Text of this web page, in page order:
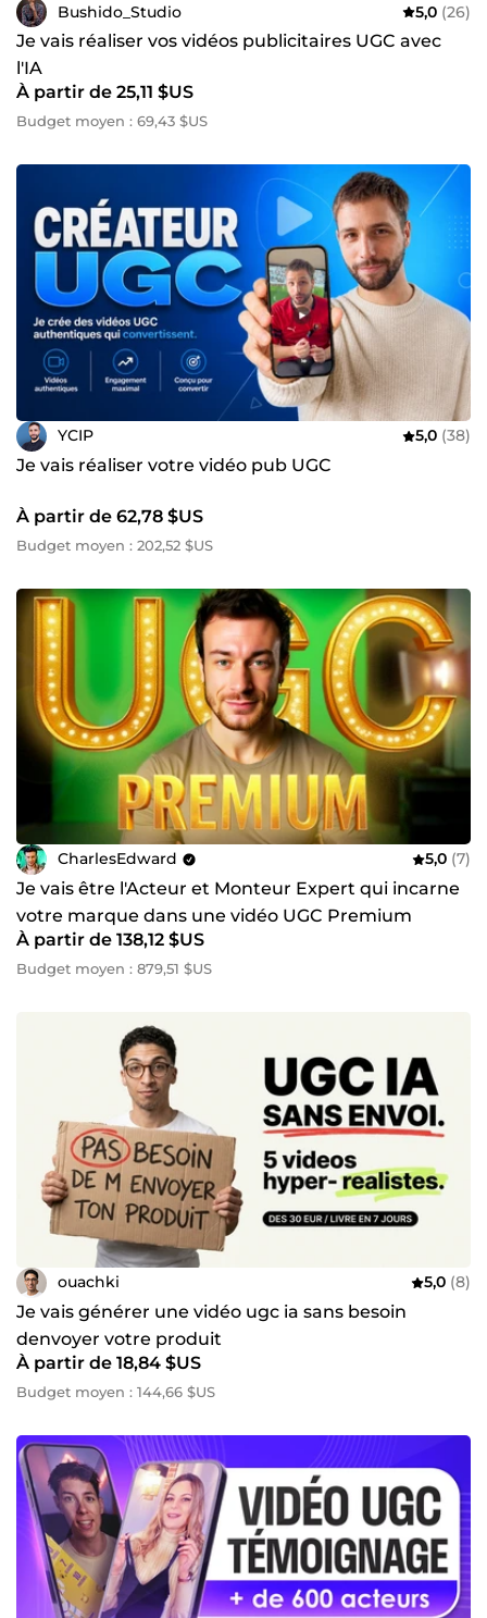
Bushido_Studio 5,0 (26)
Je vais réaliser vos vidéos publicitaires UGC avec
l'IA
À partir de 25,11 $US
Budget moyen : 69,43 $US
YCIP 5,0 (38)
Je vais réaliser votre vidéo pub UGC
À partir de 62,78 $US
Budget moyen : 202,52 $US
CharlesEdward 5,0 (7)
Je vais être l'Acteur et Monteur Expert qui incarne
votre marque dans une vidéo UGC Premium
À partir de 138,12 $US
Budget moyen : 879,51 $US
ouachki 5,0 (8)
Je vais générer une vidéo ugc ia sans besoin
denvoyer votre produit
À partir de 18,84 $US
Budget moyen : 144,66 $US